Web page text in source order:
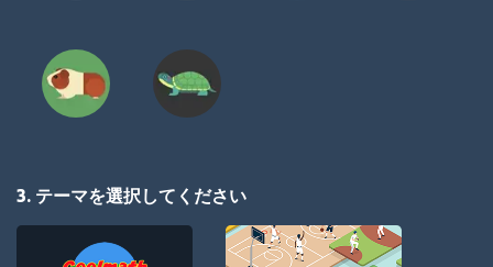
3. テーマを選択してください